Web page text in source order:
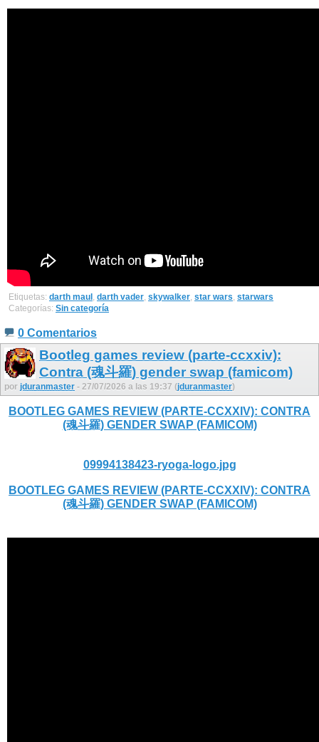
Etiquetas: darth maul darth vader skywalker star wars starwars
Categorías: Sin categoría
0 Comentarios
Bootleg games review (parte-ccxxiv):
Contra (魂斗羅) gender swap (famicom)
por jduranmaster - 27/07/2026 a las 19:37 (jduranmaster)
BOOTLEG GAMES REVIEW (PARTE-CCXXIV): CONTRA
(魂斗羅) GENDER SWAP (FAMICOM)
09994138423-ryoga-logo.jpg
BOOTLEG GAMES REVIEW (PARTE-CCXXIV): CONTRA
(魂斗羅) GENDER SWAP (FAMICOM)